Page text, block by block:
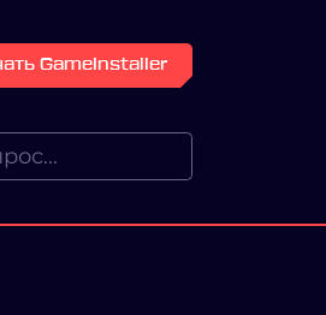
GameInstaller